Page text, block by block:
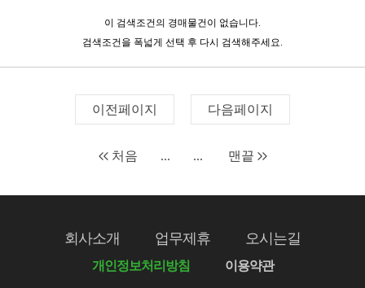
이 검색조건의 경매물건이 없습니다.
검색조건을 폭넓게 선택 후 다시 검색해주세요.
이전페이지 다음페이지
처음 ... ... 맨끝
회사소개 업무제휴 오시는길
개인정보처리방침 이용약관